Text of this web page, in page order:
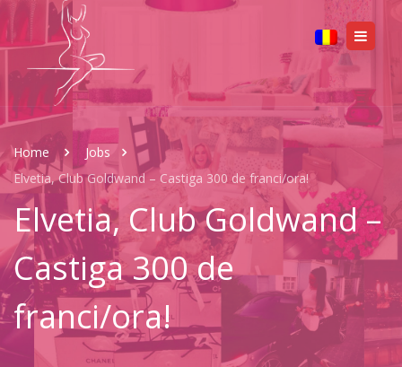
Home
Jobs
Elvetia, Club Goldwand – Castiga 300 de franci/ora!
Elvetia, Club Goldwand –
Castiga 300 de
franci/ora!